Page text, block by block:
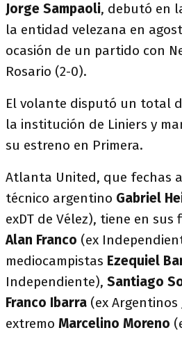
Jorge Sampaoli, debutó en
la entidad velezana en
ocasión de un partido con
Rosario (2-0).
El volante disputó un total
la institución de Liniers y
su estreno en Primera.
Atlanta United, que fechas
técnico argentino Gabriel
exDT de Vélez), tiene en
Alan Franco (ex
mediocampistas Ezequiel
Independiente), Santiago
Franco Ibarra (ex
extremo Marcelino Moreno